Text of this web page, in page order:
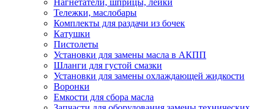
Нагнетатели, шприцы, лейки
Тележки, маслобары
Комплекты для раздачи из бочек
Катушки
Пистолеты
Установки для замены масла в АКПП
Шланги для густой смазки
Установки для замены охлаждающей жидкости
Воронки
Емкости для сбора масла